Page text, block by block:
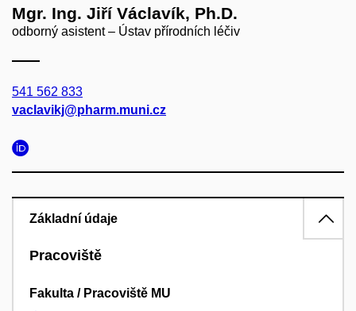
Mgr. Ing. Jiří Václavík, Ph.D.
odborný asistent – Ústav přírodních léčiv
541 562 833
vaclavikj@pharm.muni.cz
Základní údaje
Pracoviště
Fakulta / Pracoviště MU